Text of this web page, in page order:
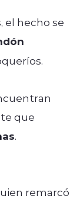
el hecho se
que
.
remarcó